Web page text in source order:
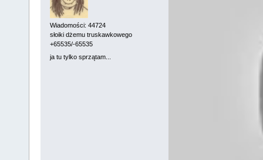
Wiadomości: 44724
słoiki dżemu truskawkowego
+65535/-65535
ja tu tylko sprzątam...